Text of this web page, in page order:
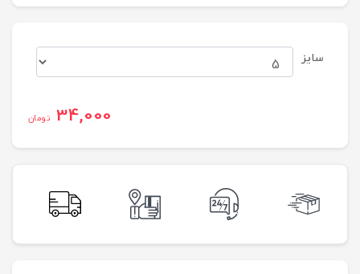
سایز
34,000 تومان